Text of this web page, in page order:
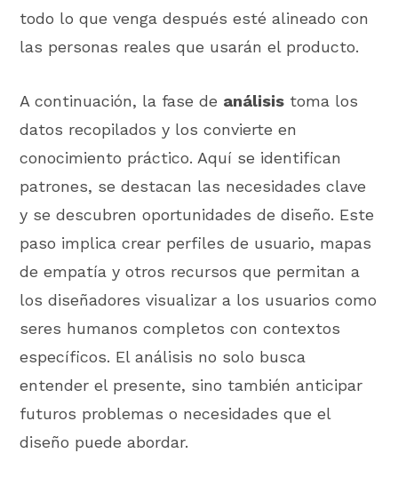
todo lo que venga después esté alineado con
las personas reales que usarán el producto.
A continuación, la fase de análisis toma los
datos recopilados y los convierte en
conocimiento práctico. Aquí se identifican
patrones, se destacan las necesidades clave
y se descubren oportunidades de diseño. Este
paso implica crear perfiles de usuario, mapas
de empatía y otros recursos que permitan a
los diseñadores visualizar a los usuarios como
seres humanos completos con contextos
específicos. El análisis no solo busca
entender el presente, sino también anticipar
futuros problemas o necesidades que el
diseño puede abordar.